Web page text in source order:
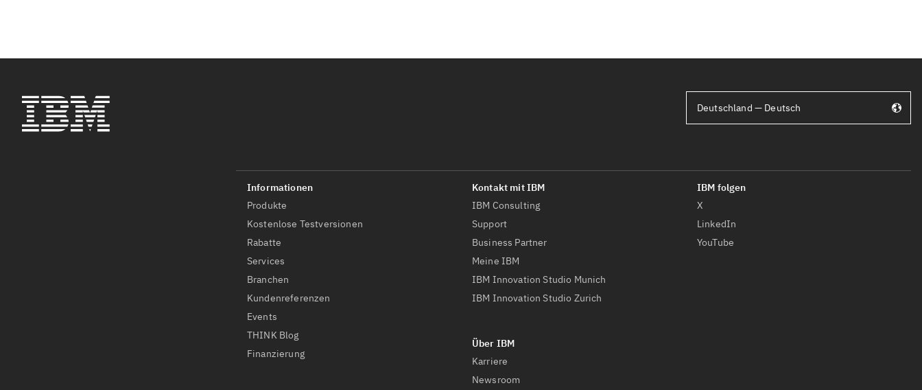
Produkte
Kostenlose Testversionen
Rabatte
Services
Branchen
Kundenreferenzen
Events
THINK Blog
Finanzierung
IBM Consulting
Support
Business Partner
Meine IBM
IBM Innovation Studio Munich
IBM Innovation Studio Zurich
Karriere
Newsroom
X
LinkedIn
YouTube
Deutschland — Deutsch